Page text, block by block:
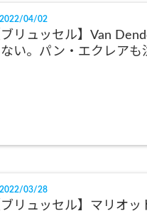
04/02
リュッセル】Van
い。パン・エクレアも
03/28
リュッセル】マリオッ